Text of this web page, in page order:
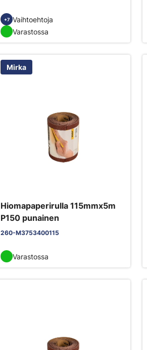
+7 Vaihtoehtoja
Varastossa
Mirka
Hiomapaperirulla 115mmx5m
P150 punainen
260-M3753400115
Varastossa